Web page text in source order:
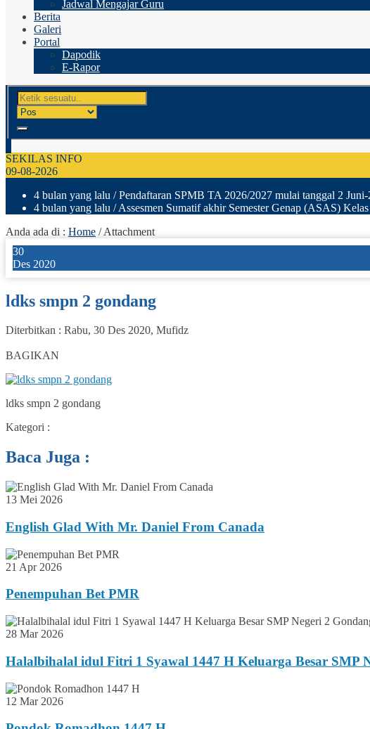
Jadwal Mengajar Guru
Berita
Galeri
Portal
Dapodik
E-Rapor
SEKILAS INFO
09-08-2026
4 bulan yang lalu / Pendaftaran SPMB TA 2026/2027 mulai tanggal 2
4 bulan yang lalu / Assesmen Sumatif akhir Semester Genap (ASAS)
Anda ada di : Home / Attachment
30
Des 2020
ldks smpn 2 gondang
Diterbitkan : Rabu, 30 Des 2020, Mufidz
BAGIKAN
ldks smpn 2 gondang
Kategori :
Baca Juga :
13 Mei 2026
English Glad With Mr. Daniel From Canada
21 Apr 2026
Penempuhan Bet PMR
28 Mar 2026
Halalbihalal idul Fitri 1 Syawal 1447 H Keluarga Besar SMP
12 Mar 2026